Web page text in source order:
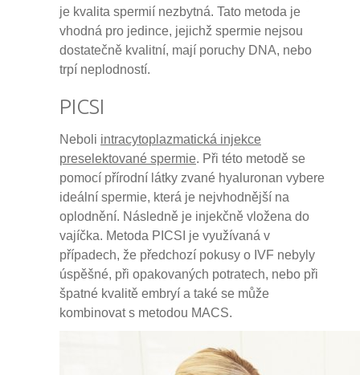
je kvalita spermií nezbytná. Tato metoda je
vhodná pro jedince, jejichž spermie nejsou
dostatečně kvalitní, mají poruchy DNA, nebo
trpí neplodností.
PICSI
Neboli intracytoplazmatická injekce
preselektované spermie. Při této metodě se
pomocí přírodní látky zvané hyaluronan vybere
ideální spermie, která je nejvhodnější na
oplodnění. Následně je injekčně vložena do
vajíčka. Metoda PICSI je využívaná v
případech, že předchozí pokusy o IVF nebyly
úspěšné, při opakovaných potratech, nebo při
špatné kvalitě embryí a také se může
kombinovat s metodou MACS.